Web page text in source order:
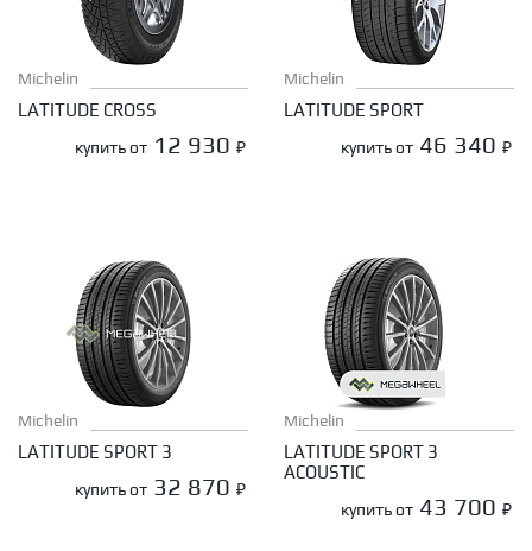
Michelin
LATITUDE CROSS
купить от 12 930 ₽
Michelin
LATITUDE SPORT
купить от 46 340 ₽
Michelin
LATITUDE SPORT 3
купить от 32 870 ₽
Michelin
LATITUDE SPORT 3
ACOUSTIC
купить от 43 700 ₽